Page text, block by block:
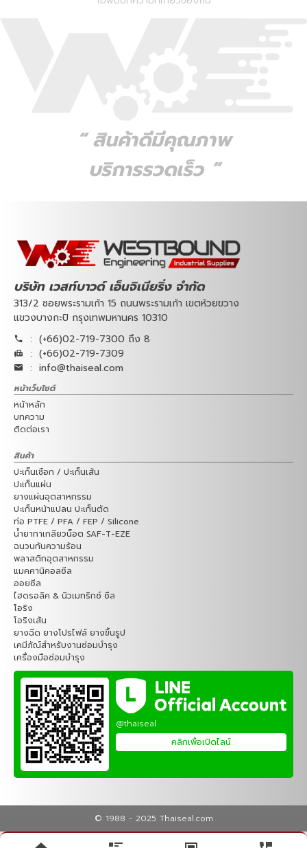
“ สินค้าดีมีคุณภาพ
บริการรวดเร็ว “
บริษัท เวสท์บาวด์ เอ็นจิเนียริ่ง จำกัด
313/2 ซอยพระรามเก้า 15 ถนนพระรามเก้า เขตห้วยขวาง
แขวงบางกะปิ กรุงเทพมหานคร 10310
: (+66)02-719-7300 ถึง 8
: (+66)02-719-7309
: info@thaiseal.com
หน้าเว็บไซต์
หน้าหลัก
บทความ
ติดต่อเรา
สินค้า
ปะเก็นเชือก / ปะเก็นเส้น
ปะเก็นแผ่น
ยางแผ่นอุตสาหกรรม
ปะเก็นหน้าแปลน ปะเก็นตัด
ท่อ PTFE / PFA / FEP / Silicone
น้ำยาทาเกลียวน็อต SAF-T-EZE
ฉนวนกันความร้อน
พลาสติกอุตสาหกรรม
แมคคานิคอลซีล
ออยซีล
ไฮดรอลิค & นิวเมทริกซ์ ซีล
โอริง
โอริงเส้น
ยางฉีด ยางโปรไฟล์ ยางขึ้นรูป
เคมีภัณ์สำหรับงานซ่อมบำรุง
เครื่องมือซ่อมบำรุง
@thaiseal
คลิกเพื่อเปิดไลน์
© 1988 - 2025 Thaiseal.com